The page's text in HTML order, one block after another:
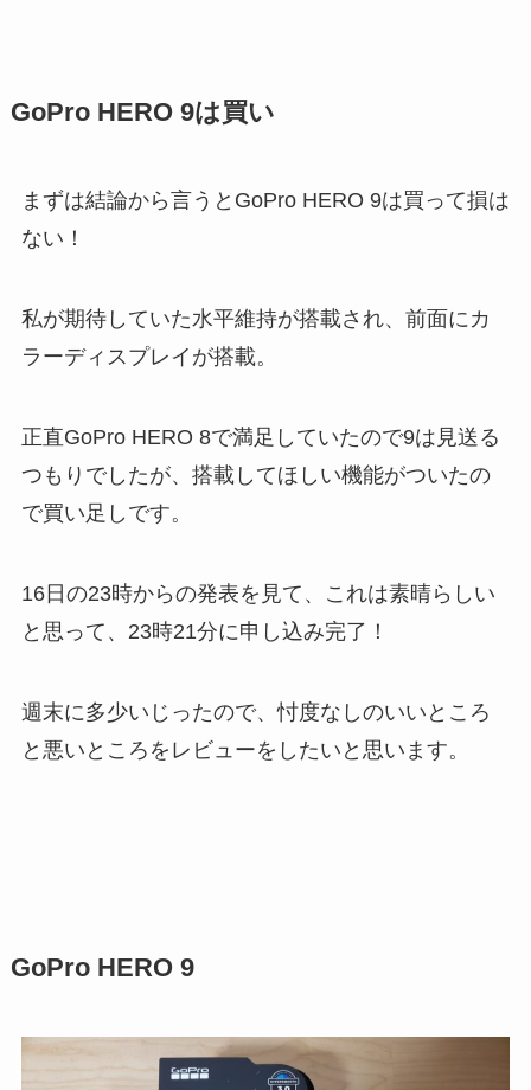
GoPro HERO 9は買い
まずは結論から言うとGoPro HERO 9は買って損は
ない！
私が期待していた水平維持が搭載され、前面にカ
ラーディスプレイが搭載。
正直GoPro HERO 8で満足していたので9は見送る
つもりでしたが、搭載してほしい機能がついたの
で買い足しです。
16日の23時からの発表を見て、これは素晴らしい
と思って、23時21分に申し込み完了！
週末に多少いじったので、忖度なしのいいところ
と悪いところをレビューをしたいと思います。
GoPro HERO 9